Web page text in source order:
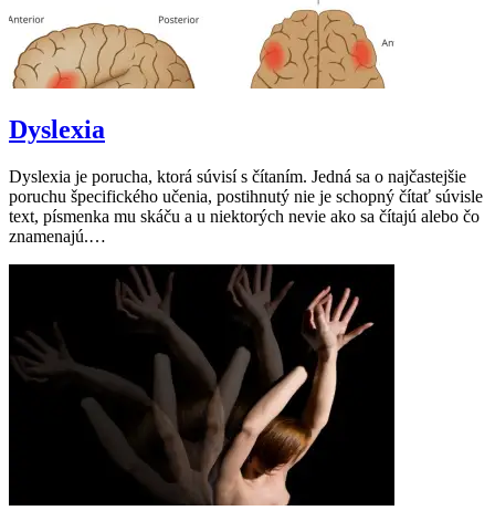
Dyslexia
Dyslexia je porucha, ktorá súvisí s čítaním. Jedná sa o najčastejšie
poruchu špecifického učenia, postihnutý nie je schopný čítať súvisle
text, písmenka mu skáču a u niektorých nevie ako sa čítajú alebo čo
znamenajú.…